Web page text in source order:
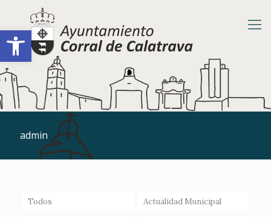
Abrir barra de herramientas
admin
Todos Actualidad Municipal